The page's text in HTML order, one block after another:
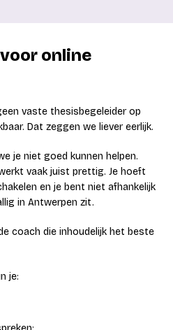
online
vaste thesisbegeleider op
Dat zeggen we liever eerlijk.
je niet goed kunnen helpen.
vaak juist prettig. Je hoeft
en je bent niet afhankelijk
in Antwerpen zit.
coach die inhoudelijk het beste
je: